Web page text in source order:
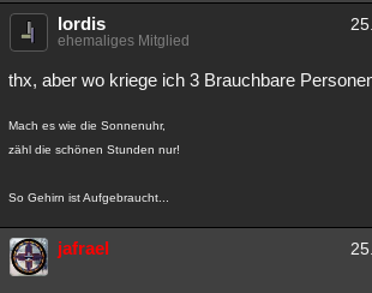
lordis
ehemaliges Mitglied
thx, aber wo kriege ich 3 Brauchbare
Mach es wie die Sonnenuhr,
zähl die schönen Stunden nur!
So Gehirn ist Aufgebraucht...
jafrael